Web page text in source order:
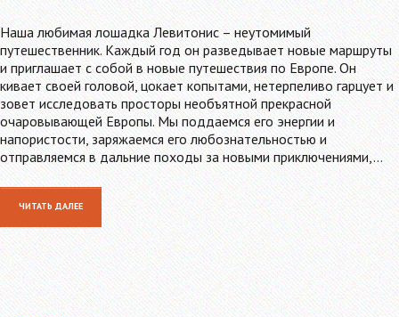
Наша любимая лошадка Левитонис – неутомимый
путешественник. Каждый год он разведывает новые маршруты
и приглашает с собой в новые путешествия по Европе. Он
кивает своей головой, цокает копытами, нетерпеливо гарцует и
зовет исследовать просторы необъятной прекрасной
очаровывающей Европы. Мы поддаемся его энергии и
напористости, заряжаемся его любознательностью и
отправляемся в дальние походы за новыми приключениями,…
ЧИТАТЬ ДАЛЕЕ